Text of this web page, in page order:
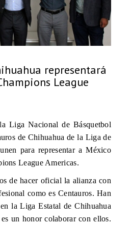
representará
League
Liga Nacional de Básquetbol
de Chihuahua de la Liga de
para representar a México
League Americas.
de hacer oficial la alianza con
como es Centauros. Han
la Liga Estatal de Chihuahua
un honor colaborar con ellos.